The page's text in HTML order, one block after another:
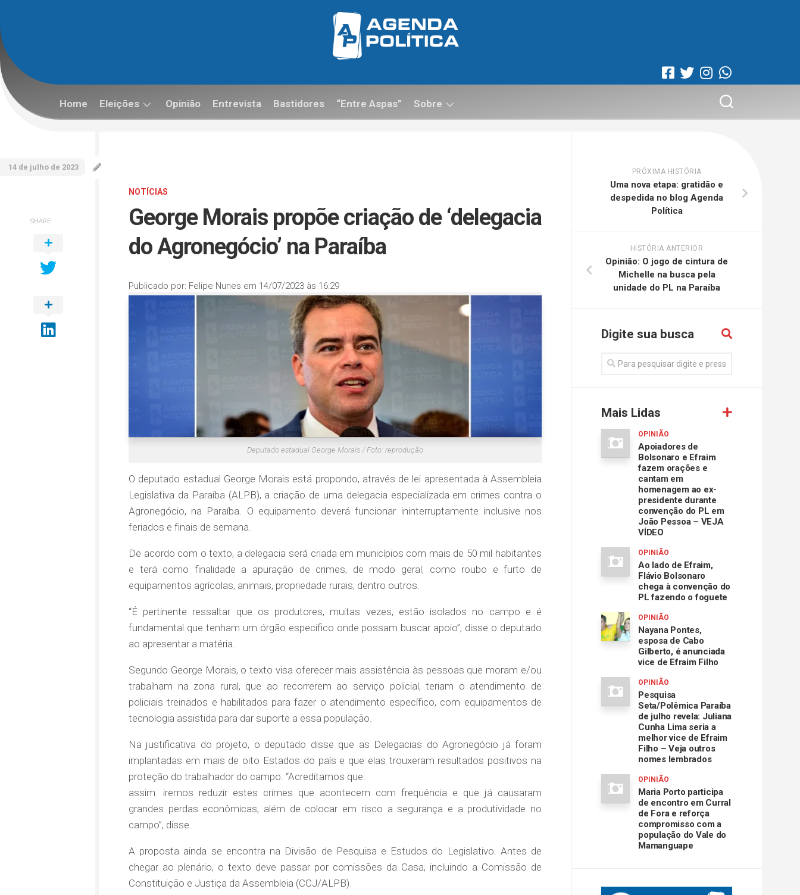
content
Home Eleições Opinião Entrevista Bastidores “Entre Aspas” Sobre
NOTÍCIAS
George Morais propõe criação de ‘delegacia
do Agronegócio’ na Paraíba
Publicado por: Felipe Nunes em 14/07/2023 às 16:29
14 de julho de 2023
Deputado estadual George Morais / Foto: reprodução
O deputado estadual George Morais está propondo, através de lei apresentada à Assembleia
Legislativa da Paraíba (ALPB), a criação de uma delegacia especializada em crimes contra o
Agronegócio, na Paraíba. O equipamento deverá funcionar ininterruptamente inclusive nos
feriados e finais de semana.
De acordo com o texto, a delegacia será criada em municípios com mais de 50 mil habitantes
e terá como finalidade a apuração de crimes, de modo geral, como roubo e furto de
equipamentos agrícolas, animais, propriedade rurais, dentro outros.
“É pertinente ressaltar que os produtores, muitas vezes, estão isolados no campo e é
fundamental que tenham um órgão especifico onde possam buscar apoio”, disse o deputado
ao apresentar a matéria.
Segundo George Morais, o texto visa oferecer mais assistência às pessoas que moram e/ou
trabalham na zona rural, que ao recorrerem ao serviço policial, teriam o atendimento de
policiais treinados e habilitados para fazer o atendimento específico, com equipamentos de
tecnologia assistida para dar suporte a essa população.
Na justificativa do projeto, o deputado disse que as Delegacias do Agronegócio já foram
implantadas em mais de oito Estados do país e que elas trouxeram resultados positivos na
proteção do trabalhador do campo. “Acreditamos que.
assim. iremos reduzir estes crimes que acontecem com frequência e que já causaram
grandes perdas econômicas, além de colocar em risco a segurança e a produtividade no
campo”, disse.
A proposta ainda se encontra na Divisão de Pesquisa e Estudos do Legislativo. Antes de
chegar ao plenário, o texto deve passar por comissões da Casa, incluindo a Comissão de
Constituição e Justiça da Assembleia (CCJ/ALPB).
SHARE
PRÓXIMA HISTÓRIA
Uma nova etapa: gratidão e
despedida no blog Agenda
Política
HISTÓRIA ANTERIOR
Opinião: O jogo de cintura de
Michelle na busca pela
unidade do PL na Paraíba
Digite sua busca
Mais Lidas
OPINIÃO
Apoiadores de
Bolsonaro e Efraim
fazem orações e
cantam em
homenagem ao ex-
presidente durante
convenção do PL em
João Pessoa – VEJA
VÍDEO
OPINIÃO
Ao lado de Efraim,
Flávio Bolsonaro
chega à convenção do
PL fazendo o foguete
OPINIÃO
Nayana Pontes,
esposa de Cabo
Gilberto, é anunciada
vice de Efraim Filho
OPINIÃO
Pesquisa
Seta/Polêmica Paraíba
de julho revela: Juliana
Cunha Lima seria a
melhor vice de Efraim
Filho – Veja outros
nomes lembrados
OPINIÃO
Maria Porto participa
de encontro em Curral
de Fora e reforça
compromisso com a
população do Vale do
Mamanguape